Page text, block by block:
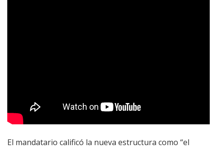
El mandatario calificó la nueva estructura como “el